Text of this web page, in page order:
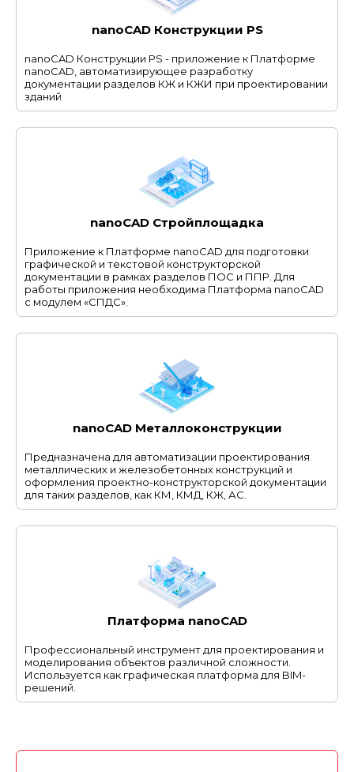
nanoCAD Конструкции PS
nanoCAD Конструкции PS - приложение к Платформе
nanoCAD, автоматизирующее разработку
документации разделов КЖ и КЖИ при проектировании
зданий
nanoCAD Стройплощадка
Приложение к Платформе nanoCAD для подготовки
графической и текстовой конструкторской
документации в рамках разделов ПОС и ППР. Для
работы приложения необходима Платформа nanoCAD
с модулем «СПДС».
nanoCAD Металлоконструкции
Предназначена для автоматизации проектирования
металлических и железобетонных конструкций и
оформления проектно-конструкторской документации
для таких разделов, как КМ, КМД, КЖ, АС.
Платформа nanoCAD
Профессиональный инструмент для проектирования и
моделирования объектов различной сложности.
Используется как графическая платформа для BIM-
решений.